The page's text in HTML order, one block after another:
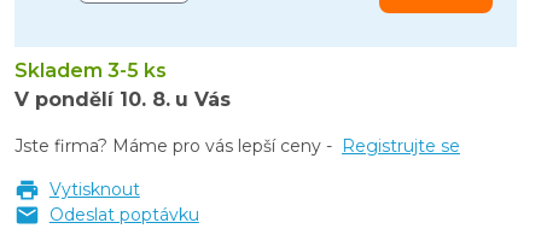
Skladem 3-5 ks
V pondělí 10. 8. u Vás
Jste firma? Máme pro vás lepší ceny - Registrujte se
Vytisknout
Odeslat poptávku